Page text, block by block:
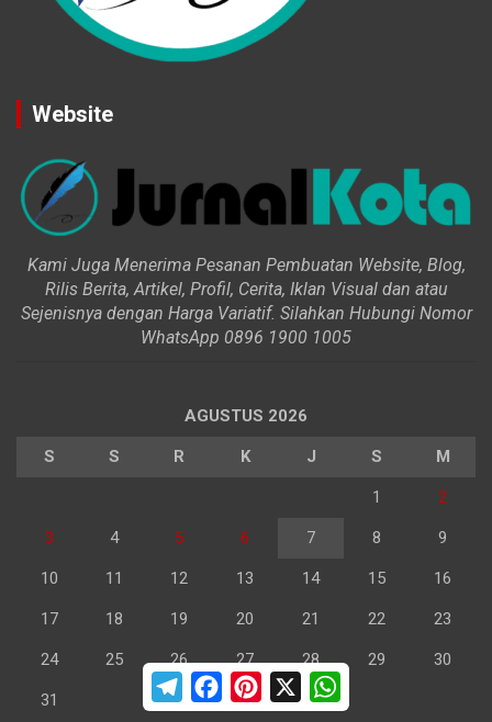
Website
Kami Juga Menerima Pesanan Pembuatan Website, Blog,
Rilis Berita, Artikel, Profil, Cerita, Iklan Visual dan atau
Sejenisnya dengan Harga Variatif. Silahkan Hubungi Nomor
WhatsApp 0896 1900 1005
AGUSTUS 2026
S S R K J S M
1 2
3 4 5 6 7 8 9
10 11 12 13 14 15 16
17 18 19 20 21 22 23
24 25 26 27 28 29 30
31
T
l
c
P
n
X
a